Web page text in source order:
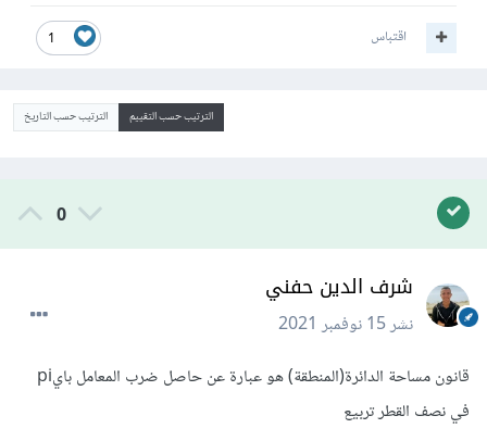
1 اقتباس
الترتيب حسب التقييم الترتيب حسب التاريخ
0
شرف الدين حفني
نشر15 نوفمبر 2021
قانون مساحة الدائرة(المنطقة) هو عبارة عن حاصل ضرب المعامل بايpi
في نصف القطر تربيع